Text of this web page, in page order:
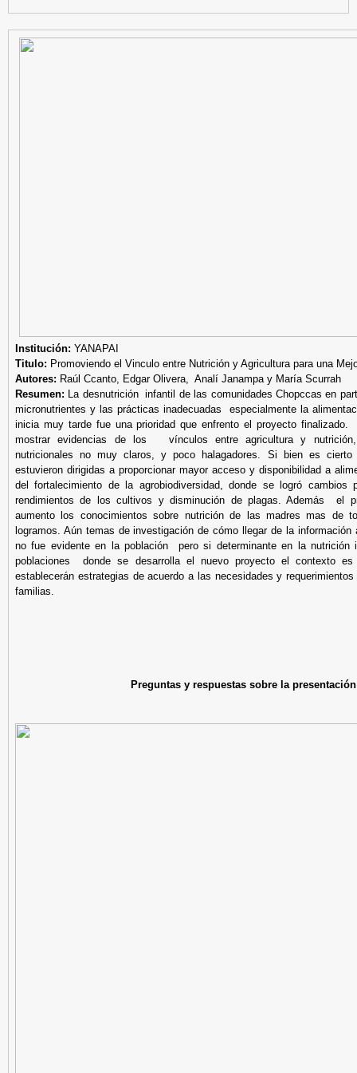
Institución: YANAPAI
Titulo: Promoviendo el Vinculo entre Nutrición y Agricultura para una
Autores: Raúl Ccanto, Edgar Olivera, Analí Janampa y María Scurrah
Resumen: La desnutrición infantil de las comunidades Chopccas en
micronutrientes y las prácticas inadecuadas especialmente la
inicia muy tarde fue una prioridad que enfrento el proyecto
mostrar evidencias de los vínculos entre agricultura y nutrición,
nutricionales no muy claros, y poco halagadores. Si bien es cierto
estuvieron dirigidas a proporcionar mayor acceso y disponibilidad a
del fortalecimiento de la agrobiodiversidad, donde se logró cambios
rendimientos de los cultivos y disminución de plagas. Además el
aumento los conocimientos sobre nutrición de las madres mas de
logramos. Aún temas de investigación de cómo llegar de la información
no fue evidente en la población pero si determinante en la
poblaciones donde se desarrolla el nuevo proyecto el contexto
establecerán estrategias de acuerdo a las necesidades y
familias.
Preguntas y respuestas sobre la presentación